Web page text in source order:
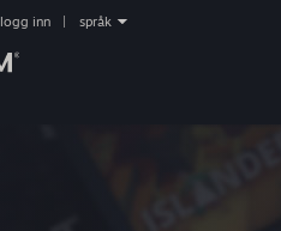
logg inn språk